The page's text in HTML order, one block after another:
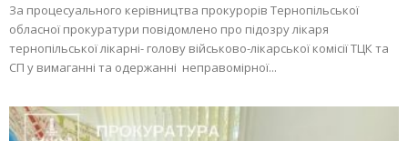
За процесуального керівництва прокурорів Тернопільської
обласної прокуратури повідомлено про підозру лікаря
тернопільської лікарні- голову військово-лікарської комісії ТЦК та
СП у вимаганні та одержанні неправомірної...